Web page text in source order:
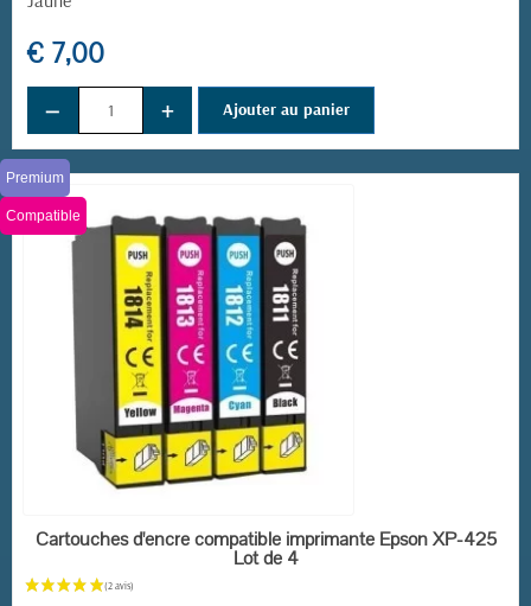
€ 7,00
− + Ajouter au panier
EN STOCK
Premium
Compatible
Cartouches d'encre compatible imprimante Epson XP-425
Lot de 4